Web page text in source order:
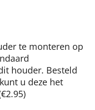
te monteren op
houder. Besteld
u deze het
€2.95)